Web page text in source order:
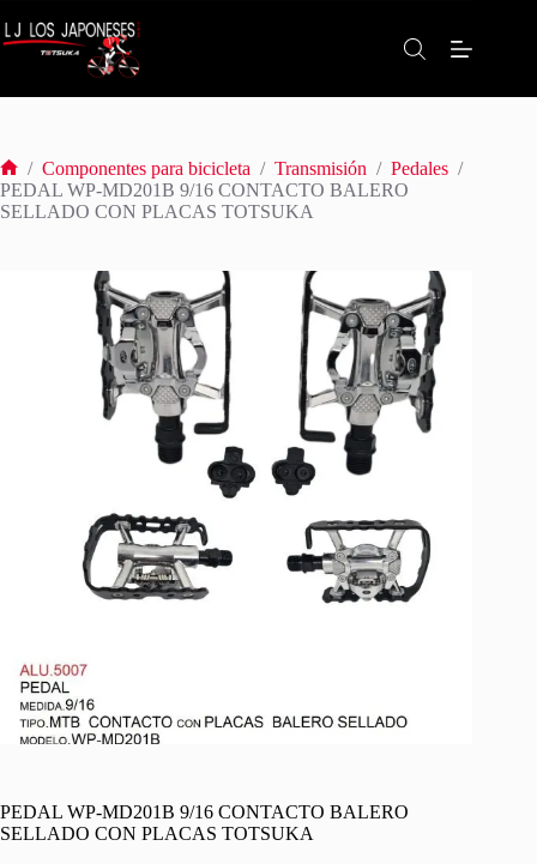
al
contenido
Inicio
/ Componentes para bicicleta / Transmisión / Pedales /
PEDAL WP-MD201B 9/16 CONTACTO BALERO
SELLADO CON PLACAS TOTSUKA
PEDAL WP-MD201B 9/16 CONTACTO BALERO
SELLADO CON PLACAS TOTSUKA